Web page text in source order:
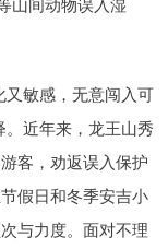
敏感，无意闯入可
近年来，龙王山秀
客，劝返误入保护
假日和冬季安吉小
与力度。面对不理